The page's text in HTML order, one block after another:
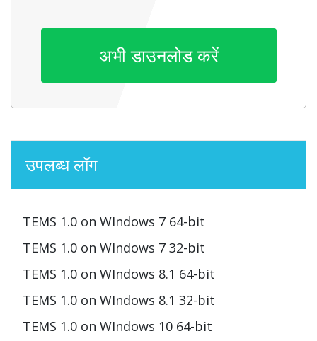
अभी डाउनलोड करें
उपलब्ध लॉग
TEMS 1.0 on WIndows 7 64-bit
TEMS 1.0 on WIndows 7 32-bit
TEMS 1.0 on WIndows 8.1 64-bit
TEMS 1.0 on WIndows 8.1 32-bit
TEMS 1.0 on WIndows 10 64-bit